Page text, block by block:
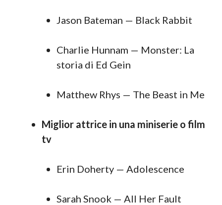
Jason Bateman — Black Rabbit
Charlie Hunnam — Monster: La
storia di Ed Gein
Matthew Rhys — The Beast in Me
Miglior attrice in una miniserie o film
tv
Erin Doherty — Adolescence
Sarah Snook — All Her Fault